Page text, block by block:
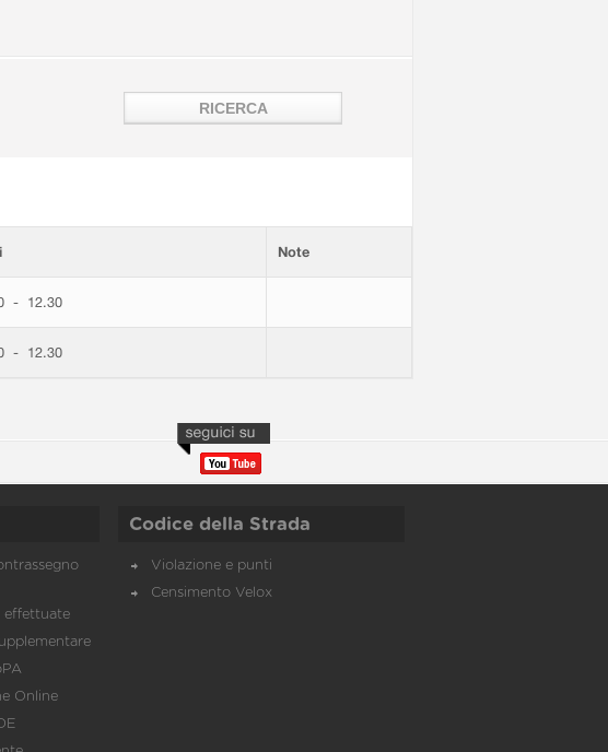
Note
- 12.30
- 12.30
effettuate
Online
Codice della Strada
Violazione e punti
Censimento Velox